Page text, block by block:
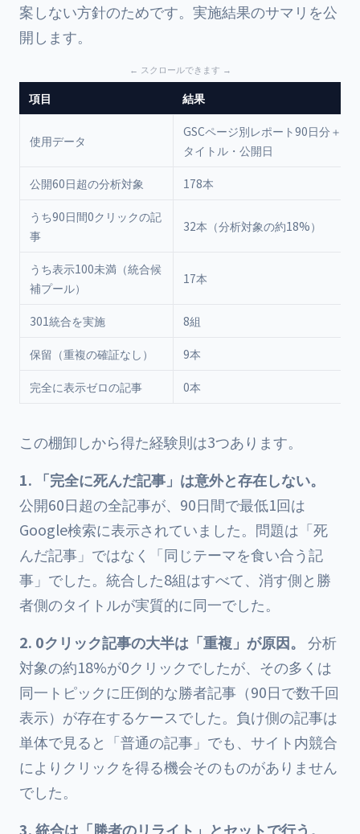
案しない方針のためです。実施結果のサマリを公
開します。
項目 結果
使用データ
GSCページ別レポート90日分＋全
タイトル・公開日
公開60日超の分析対象 178本
うち90日間0クリックの記
事
32本（分析対象の約18%）
うち表示100未満（統合候
補プール）
17本
301統合を実施 8組
保留（重複の確証なし） 9本
完全に表示ゼロの記事 0本
この棚卸しから得た経験則は3つあります。
1. 「完全に死んだ記事」は意外と存在しない。
公開60日超の全記事が、90日間で最低1回は
Google検索に表示されていました。問題は「死
んだ記事」ではなく「同じテーマを食い合う記
事」でした。統合した8組はすべて、消す側と勝
者側のタイトルが実質的に同一でした。
2. 0クリック記事の大半は「重複」が原因。 分析
対象の約18%が0クリックでしたが、その多くは
同一トピックに圧倒的な勝者記事（90日で数千回
表示）が存在するケースでした。負け側の記事は
単体で見ると「普通の記事」でも、サイト内競合
によりクリックを得る機会そのものがありません
でした。
3. 統合は「勝者のリライト」とセットで行う。